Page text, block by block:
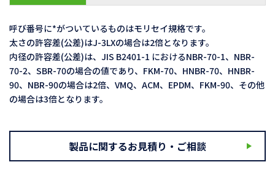
呼び番号に*がついているものはモリセイ規格です。
太さの許容差(公差)はJ-3LXの場合は2倍となります。
内径の許容差(公差)は、JIS B2401-1 におけるNBR-70-1、NBR-
70-2、SBR-70の場合の値であり、FKM-70、HNBR-70、HNBR-
90、NBR-90の場合は2倍、VMQ、ACM、EPDM、FKM-90、その他
の場合は3倍となります。
製品に関するお見積り・ご相談